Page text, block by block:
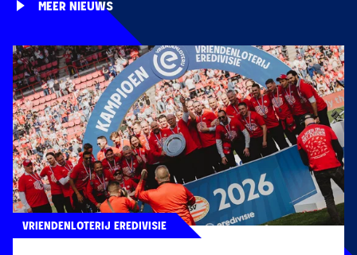
MEER NIEUWS
VRIENDENLOTERIJ EREDIVISIE